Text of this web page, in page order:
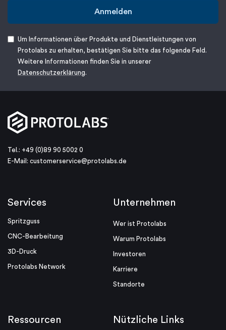
Anmelden
Um Informationen über Produkte und Dienstleistungen von
Protolabs zu erhalten, bestätigen Sie bitte das folgende Feld.
Weitere Informationen finden Sie in unserer
Datenschutzerklärung.
Tel.: +49 (0)89 90 5002 0
E-Mail: customerservice@protolabs.de
Services
Spritzguss
CNC-Bearbeitung
3D-Druck
Protolabs Network
Unternehmen
Wer ist Protolabs
Warum Protolabs
Investoren
Karriere
Standorte
Ressourcen Nützliche Links